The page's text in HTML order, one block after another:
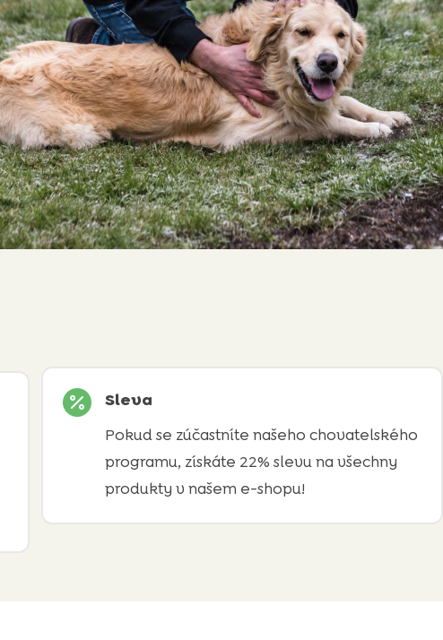
 Sleva
Pokud se zúčastníte našeho chovatelského
programu, získáte 22% slevu na všechny
produkty v našem e-shopu!